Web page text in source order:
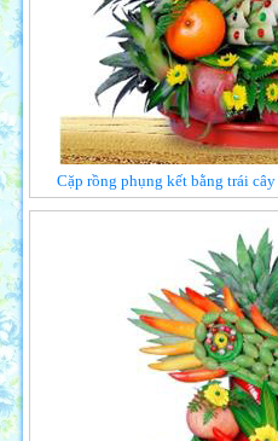
Cặp rồng phụng kết bằng trái